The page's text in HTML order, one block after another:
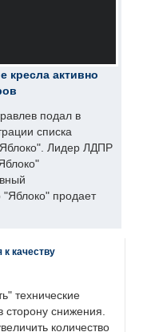
кресла активно
подал в
списка
Лидер ЛДПР
"Яблоко" продает
качеству
технические
сторону снижения.
количество